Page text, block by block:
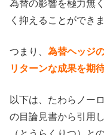
為替の影響を極力無
く抑えることができま
つまり、 為替ヘッジ
リターンな成果を期
以下は、たわらノー
の目論見書から引用